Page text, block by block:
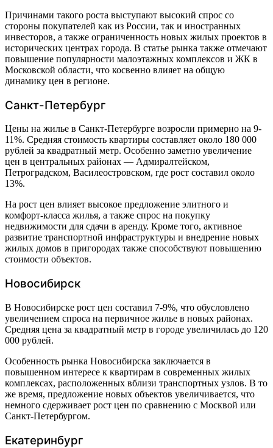
Причинами такого роста выступают высокий спрос со
стороны покупателей как из России, так и иностранных
инвесторов, а также ограниченность новых жилых проектов в
исторических центрах города. В статье рынка также отмечают
повышение популярности малоэтажных комплексов и ЖК в
Московской области, что косвенно влияет на общую
динамику цен в регионе.
Санкт-Петербург
Цены на жилье в Санкт-Петербурге возросли примерно на 9-
11%. Средняя стоимость квартиры составляет около 180 000
рублей за квадратный метр. Особенно заметно увеличение
цен в центральных районах — Адмиралтейском,
Петроградском, Василеостровском, где рост составил около
13%.
На рост цен влияет высокое предложение элитного и
комфорт-класса жилья, а также спрос на покупку
недвижимости для сдачи в аренду. Кроме того, активное
развитие транспортной инфраструктуры и внедрение новых
жилых домов в пригородах также способствуют повышению
стоимости объектов.
Новосибирск
В Новосибирске рост цен составил 7-9%, что обусловлено
увеличением спроса на первичное жилье в новых районах.
Средняя цена за квадратный метр в городе увеличилась до 120
000 рублей.
Особенность рынка Новосибирска заключается в
повышенном интересе к квартирам в современных жилых
комплексах, расположенных вблизи транспортных узлов. В то
же время, предложение новых объектов увеличивается, что
немного сдерживает рост цен по сравнению с Москвой или
Санкт-Петербургом.
Екатеринбург